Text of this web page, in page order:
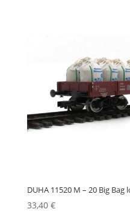
DUHA 11520 M – 20 Big Bag
33,40 €